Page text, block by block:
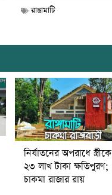
রাঙামাটি
নির্যাতনের অপরাধে স্ত্রীকে
২৩ লাখ টাকা ক্ষতিপুরণ;
চাকমা রাজার রায়